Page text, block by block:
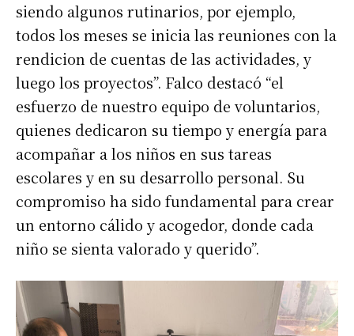
siendo algunos rutinarios, por ejemplo,
todos los meses se inicia las reuniones con la
rendicion de cuentas de las actividades, y
luego los proyectos”. Falco destacó “el
esfuerzo de nuestro equipo de voluntarios,
quienes dedicaron su tiempo y energía para
acompañar a los niños en sus tareas
escolares y en su desarrollo personal. Su
compromiso ha sido fundamental para crear
un entorno cálido y acogedor, donde cada
niño se sienta valorado y querido”.